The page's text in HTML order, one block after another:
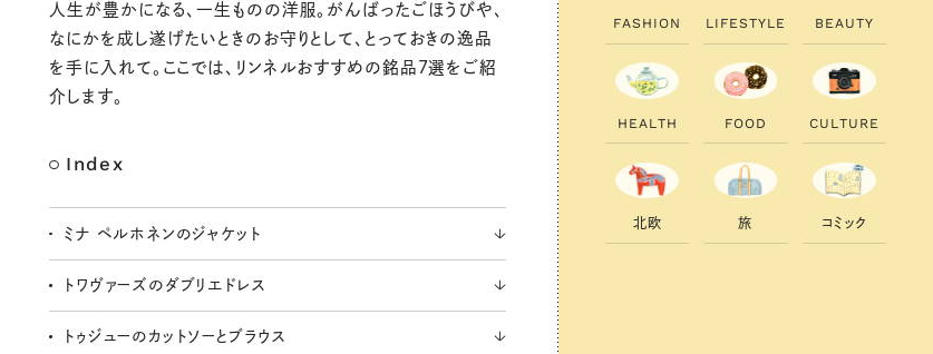
人生が豊かになる、一生ものの洋服。がんばったごほうびや、
なにかを成し遂げたいときのお守りとして、とっておきの逸品
を手に入れて。ここでは、リンネルおすすめの銘品7選をご紹
介します。
Index
ミナ ペルホネンのジャケット
トワヴァーズのダブリエドレス
トゥジューのカットソーとブラウス
FAS H ION LI FESTYLE B EAUTY
H EALTH FOOD CU LTU RE
北欧 旅 コ ミ ック